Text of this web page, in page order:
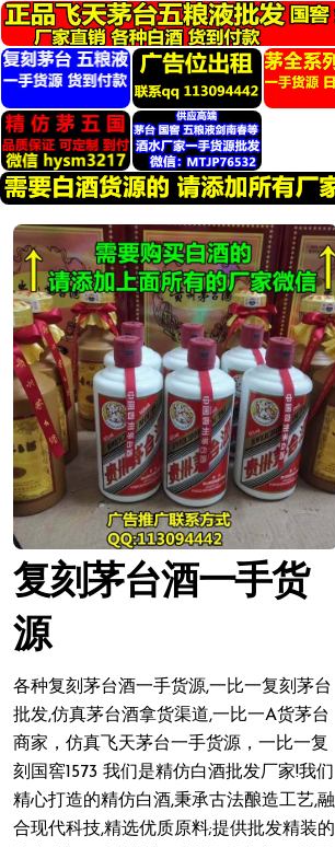
转
到
内
容
复刻茅台酒一手货
源
各种复刻茅台酒一手货源,一比一复刻茅台
批发,仿真茅台酒拿货渠道,一比一A货茅台
商家，仿真飞天茅台一手货源，一比一复
刻国窖1573 我们是精仿白酒批发厂家!我们
精心打造的精仿白酒,秉承古法酿造工艺,融
合现代科技,精选优质原料;提供批发精装的